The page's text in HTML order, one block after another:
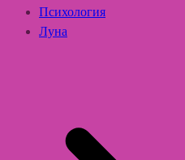
Психология
Луна